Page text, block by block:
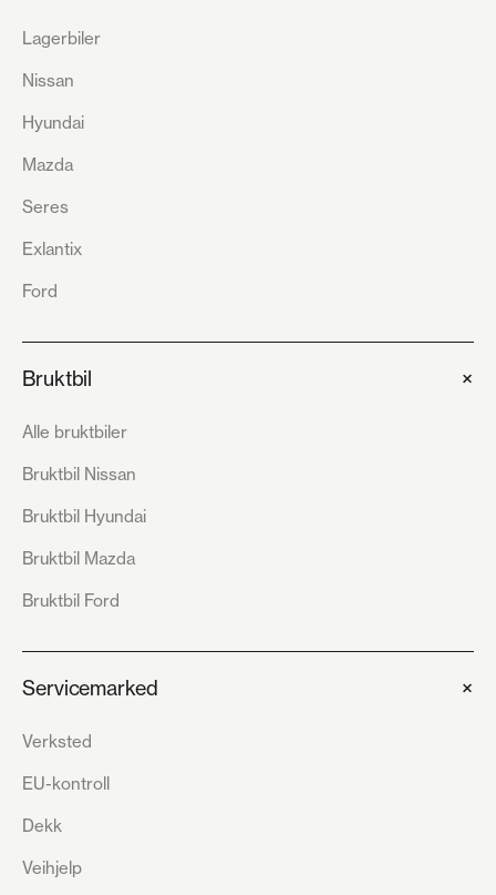
Lagerbiler
Nissan
Hyundai
Mazda
Seres
Exlantix
Ford
Bruktbil +
Alle bruktbiler
Bruktbil Nissan
Bruktbil Hyundai
Bruktbil Mazda
Bruktbil Ford
Servicemarked +
Verksted
EU-kontroll
Dekk
Veihjelp